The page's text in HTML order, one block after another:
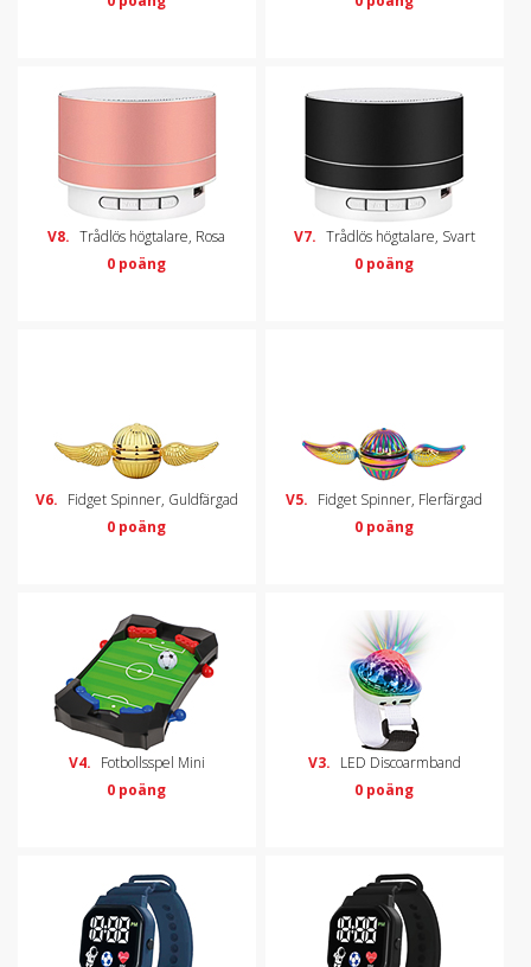
V8. Trådlös högtalare, Rosa
0 poäng
V7. Trådlös högtalare, Svart
0 poäng
V6. Fidget Spinner, Guldfärgad
0 poäng
V5. Fidget Spinner, Flerfärgad
0 poäng
V4. Fotbollsspel Mini
0 poäng
V3. LED Discoarmband
0 poäng